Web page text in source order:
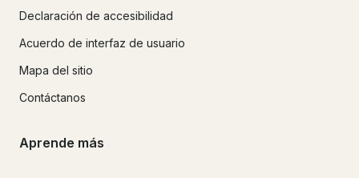
Declaración de accesibilidad
Acuerdo de interfaz de usuario
Mapa del sitio
Contáctanos
Aprende más